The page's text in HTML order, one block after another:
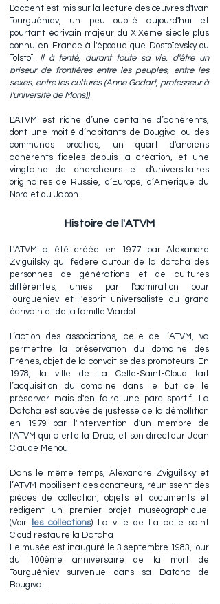
L'accent est mis sur la lecture des œuvres d'Ivan
Tourguéniev, un peu oublié aujourd'hui et
pourtant écrivain majeur du XIXème siècle plus
connu en France à l'époque que Dostoïevsky ou
Tolstoï. Il à tenté, durant toute sa vie, d'être un
briseur de frontières entre les peuples, entre les
sexes, entre les cultures (Anne Godart, professeur à
l'université de Mons))
L'ATVM est riche d’une centaine d’adhérents,
dont une moitié d’habitants de Bougival ou des
communes proches, un quart d'anciens
adhérents fidèles depuis la création, et une
vingtaine de chercheurs et d'universitaires
originaires de Russie, d’Europe, d’Amérique du
Nord et du Japon.
Histoire de l'ATVM
L'ATVM a été créée en 1977 par Alexandre
Zviguilsky qui fédère autour de la datcha des
personnes de générations et de cultures
différentes, unies par l'admiration pour
Tourguéniev et l'esprit universaliste du grand
écrivain et de la famille Viardot.
L’action des associations, celle de l’ATVM, va
permettre la préservation du domaine des
Frênes, objet de la convoitise des promoteurs. En
1978, la ville de La Celle-Saint-Cloud fait
l’acquisition du domaine dans le but de le
préserver mais d'en faire une parc sportif. La
Datcha est sauvée de justesse de la démollition
en 1979 par l'intervention d'un membre de
l'ATVM qui alerte la Drac, et son directeur Jean
Claude Menou.
Dans le même temps, Alexandre Zviguilsky et
l’ATVM mobilisent des donateurs, réunissent des
pièces de collection, objets et documents et
rédigent un premier projet muséographique.
(Voir les collections) La ville de La celle saint
Cloud restaure la Datcha
Le musée est inauguré le 3 septembre 1983, jour
du 100ème anniversaire de la mort de
Tourguéniev survenue dans sa Datcha de
Bougival.